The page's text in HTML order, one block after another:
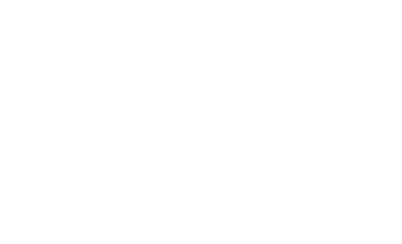
angezeigt. In diesem Status